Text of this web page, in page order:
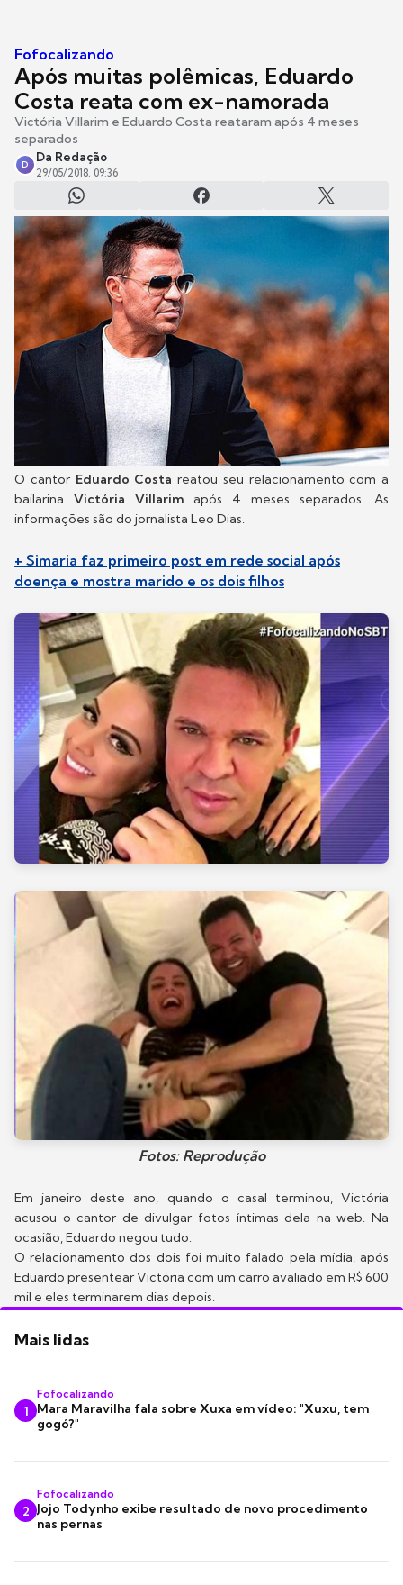
Fofocalizando
Após muitas polêmicas, Eduardo
Costa reata com ex-namorada
Victória Villarim e Eduardo Costa reataram após 4 meses
separados
D
Da Redação
29/05/2018, 09:36
O cantor Eduardo Costa reatou seu relacionamento com a
bailarina Victória Villarim após 4 meses separados. As
informações são do jornalista Leo Dias.
+ Simaria faz primeiro post em rede social após
doença e mostra marido e os dois filhos
Fotos: Reprodução
Em janeiro deste ano, quando o casal terminou, Victória
acusou o cantor de divulgar fotos íntimas dela na web. Na
ocasião, Eduardo negou tudo.
O relacionamento dos dois foi muito falado pela mídia, após
Eduardo presentear Victória com um carro avaliado em R$ 600
mil e eles terminarem dias depois.
Mais lidas
1
Fofocalizando
Mara Maravilha fala sobre Xuxa em vídeo: "Xuxu, tem
gogó?"
2
Fofocalizando
Jojo Todynho exibe resultado de novo procedimento
nas pernas